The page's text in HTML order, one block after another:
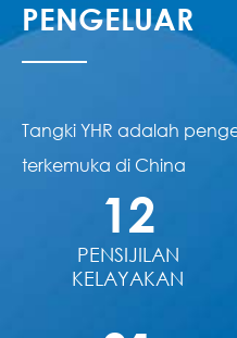
PENGELUAR
Tangki YHR adalah
terkemuka di China
12
PENSIJILAN
KELAYAKAN